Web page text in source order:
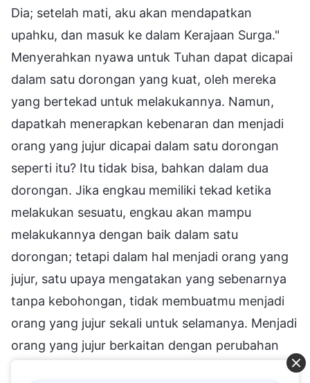
Dia; setelah mati, aku akan mendapatkan
upahku, dan masuk ke dalam Kerajaan Surga."
Menyerahkan nyawa untuk Tuhan dapat dicapai
dalam satu dorongan yang kuat, oleh mereka
yang bertekad untuk melakukannya. Namun,
dapatkah menerapkan kebenaran dan menjadi
orang yang jujur dicapai dalam satu dorongan
seperti itu? Itu tidak bisa, bahkan dalam dua
dorongan. Jika engkau memiliki tekad ketika
melakukan sesuatu, engkau akan mampu
melakukannya dengan baik dalam satu
dorongan; tetapi dalam hal menjadi orang yang
jujur, satu upaya mengatakan yang sebenarnya
tanpa kebohongan, tidak membuatmu menjadi
orang yang jujur sekali untuk selamanya. Menjadi
orang yang jujur berkaitan dengan perubahan